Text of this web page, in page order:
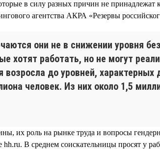
в силу разных причин не принадлежат
агентства АКРА «Резервы
они не в снижении уровня
хотят работать, но не могут
до уровней,
человек. Из них около 1,5
роль на рынке труда и вопросы
В среднем соискательницы просят у